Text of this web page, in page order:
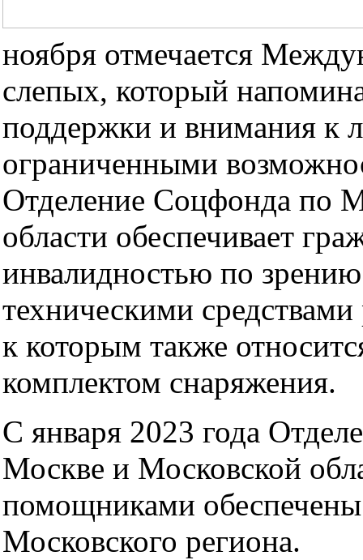
ноября отмечается
слепых, который
поддержки и внимания к
ограниченными
Отделение Соцфонда по
области обеспечивает
инвалидностью по
техническими
к которым также
комплектом снаряжения.
С января 2023 года
Москве и Московской
помощниками
Московского региона.